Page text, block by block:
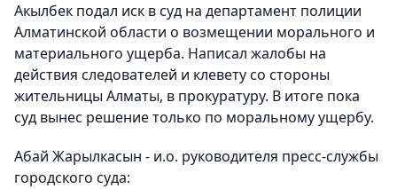
Акылбек подал иск в суд на департамент полиции
Алматинской области о возмещении морального и
материального ущерба. Написал жалобы на
действия следователей и клевету со стороны
жительницы Алматы, в прокуратуру. В итоге пока
суд вынес решение только по моральному ущербу.
Абай Жарылкасын - и.о. руководителя пресс-службы
городского суда: